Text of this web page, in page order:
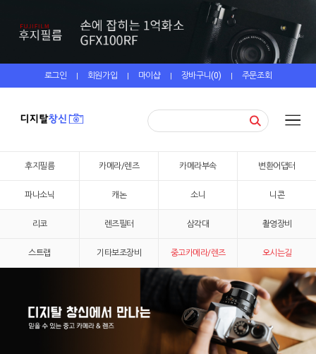
로그인 | 회원가입 | 마이샵 | 장바구니(0) | 주문조회
후지필름 카메라/렌즈 카메라부속 변환어댑터
파나소닉 캐논 소니 니콘
리코 렌즈필터 삼각대 촬영장비
스트랩 기타보조장비 중고카메라/렌즈 오시는길